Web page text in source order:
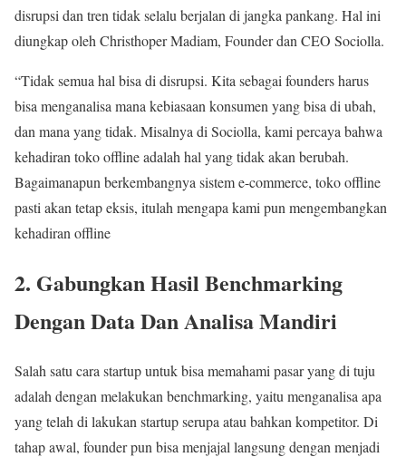
disrupsi dan tren tidak selalu berjalan di jangka pankang. Hal ini
diungkap oleh Christhoper Madiam, Founder dan CEO Sociolla.
“Tidak semua hal bisa di disrupsi. Kita sebagai founders harus
bisa menganalisa mana kebiasaan konsumen yang bisa di ubah,
dan mana yang tidak. Misalnya di Sociolla, kami percaya bahwa
kehadiran toko offline adalah hal yang tidak akan berubah.
Bagaimanapun berkembangnya sistem e-commerce, toko offline
pasti akan tetap eksis, itulah mengapa kami pun mengembangkan
kehadiran offline
2. Gabungkan Hasil Benchmarking
Dengan Data Dan Analisa Mandiri
Salah satu cara startup untuk bisa memahami pasar yang di tuju
adalah dengan melakukan benchmarking, yaitu menganalisa apa
yang telah di lakukan startup serupa atau bahkan kompetitor. Di
tahap awal, founder pun bisa menjajal langsung dengan menjadi